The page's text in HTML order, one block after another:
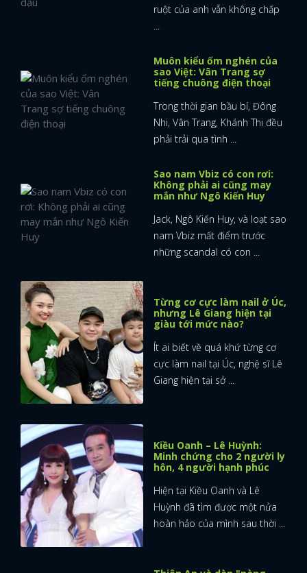
ruột của anh vẫn không chấp
...
Muôn kiểu ốm nghén của
sao Việt: Vân Trang sợ
tiếng chuông điện thoại
Trong thời gian bầu bí, Đông
Nhi, Vân Trang, Khánh Thi đều
phải trải qua tình ...
Sao nam Vbiz có con rơi:
Không phải ai cũng may
mắn như Ngô Kiến Huy
Jack, Ngô Kiến Huy, và loạt sao
nam Vbiz mất điểm trước
những scandal có con ...
Từng cơ cực làm nail ở Úc,
nhưng Lê Giang hiện tại
giàu tới mức nào?
Ít ai biết về quá khứ từng cơ
cực làm nail tại Úc, nghệ sĩ Lê
Giang hiện tại sở ...
Kiều Oanh – Lê Huỳnh:
Minh chứng cho 2 người ly
hôn, 4 người hạnh phúc
Hiện tại Kiều Oanh và Lê
Huỳnh đã tìm được một nửa
hoàn hảo của mình sau thời ...